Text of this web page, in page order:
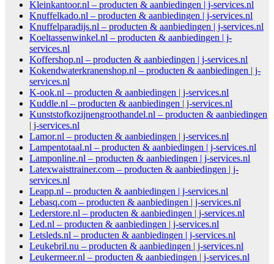
Kleinkantoor.nl – producten & aanbiedingen | j-services.nl
Knuffelkado.nl – producten & aanbiedingen | j-services.nl
Knuffelparadijs.nl – producten & aanbiedingen | j-services.nl
Koeltassenwinkel.nl – producten & aanbiedingen | j-
services.nl
Koffershop.nl – producten & aanbiedingen | j-services.nl
Kokendwaterkranenshop.nl – producten & aanbiedingen | j-
services.nl
K-ook.nl – producten & aanbiedingen | j-services.nl
Kuddle.nl – producten & aanbiedingen | j-services.nl
Kunststofkozijnengroothandel.nl – producten & aanbiedingen
| j-services.nl
Lamor.nl – producten & aanbiedingen | j-services.nl
Lampentotaal.nl – producten & aanbiedingen | j-services.nl
Lamponline.nl – producten & aanbiedingen | j-services.nl
Latexwaisttrainer.com – producten & aanbiedingen | j-
services.nl
Leapp.nl – producten & aanbiedingen | j-services.nl
Lebasq.com – producten & aanbiedingen | j-services.nl
Lederstore.nl – producten & aanbiedingen | j-services.nl
Led.nl – producten & aanbiedingen | j-services.nl
Letsleds.nl – producten & aanbiedingen | j-services.nl
Leukebril.nu – producten & aanbiedingen | j-services.nl
Leukermeer.nl – producten & aanbiedingen | j-services.nl